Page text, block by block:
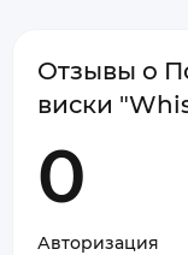
Отзывы о
виски
0
Авторизация